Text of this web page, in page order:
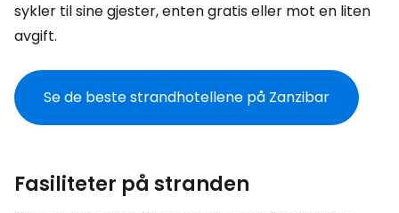
sykler til sine gjester, enten gratis eller mot en liten
avgift.
Se de beste strandhotellene på Zanzibar
Fasiliteter på stranden